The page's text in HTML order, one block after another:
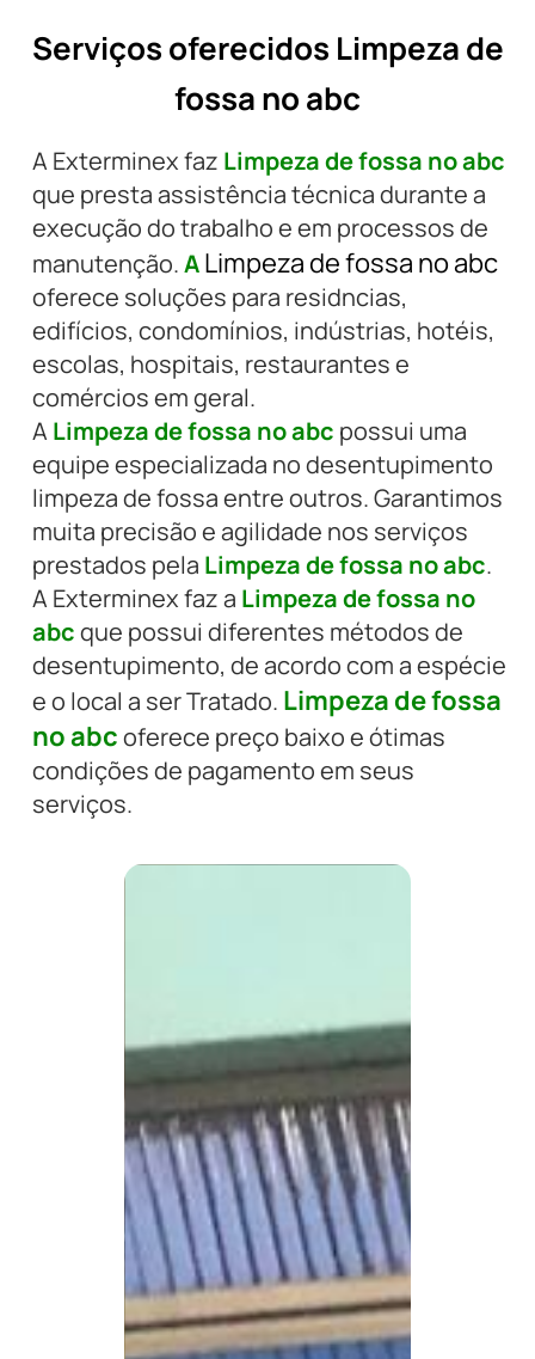
Serviços oferecidos Limpeza de
fossa no abc
A Exterminex faz Limpeza de fossa no abc
que presta assistência técnica durante a
execução do trabalho e em processos de
manutenção.ALimpeza de fossa no abc
oferece soluções para residncias,
edifícios, condomínios, indústrias, hotéis,
escolas, hospitais, restaurantes e
comércios em geral.
A Limpeza de fossa no abc possui uma
equipe especializada no desentupimento
limpeza de fossa entre outros. Garantimos
muita precisão e agilidade nos serviços
prestados pela Limpeza de fossa no abc.
A Exterminex faz a Limpeza de fossa no
abcque possui diferentes métodos de
desentupimento, de acordo com a espécie
e o local a ser Tratado. Limpeza de fossa
no abcoferece preço baixo e ótimas
condições de pagamento em seus
serviços.